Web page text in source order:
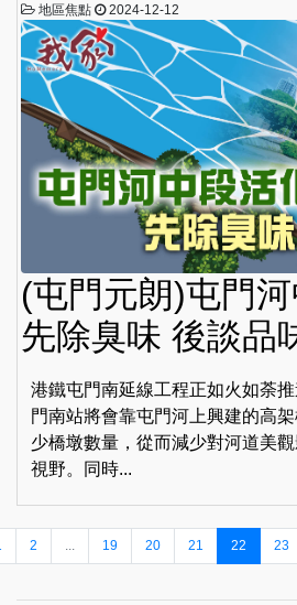
地區焦點 2024-12-12
(屯門元朗)屯門
先除臭味 後談品
港鐵屯門南延線工程正如火如荼
門南站將會靠屯門河上興建的高
少橋墩數量，從而減少對河道美
視野。同時...
2 19 20 21 22 23